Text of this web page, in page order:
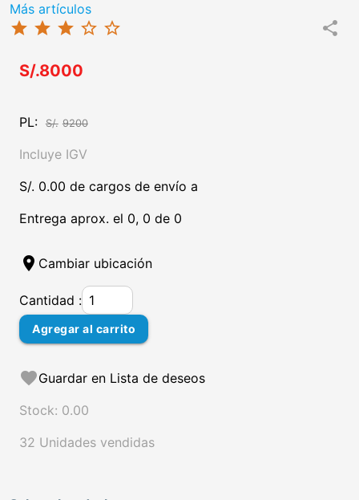
Más artículos
star star star star_border star_border share
S/.8000
PL: S/. 9200
Incluye IGV
S/. 0.00 de cargos de envío a
Entrega aprox. el 0, 0 de 0
location_on Cambiar ubicación
Cantidad :
Agregar al carrito
favoriteGuardar en Lista de deseos
Stock: 0.00
32 Unidades vendidas